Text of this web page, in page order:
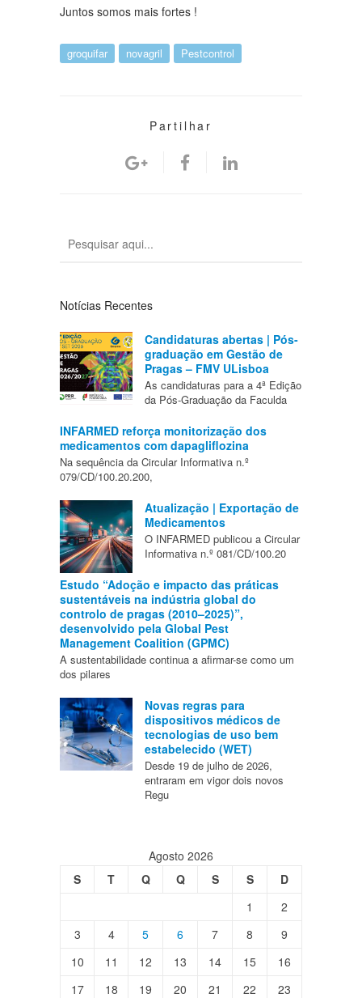
Juntos somos mais fortes !
groquifar novagril Pestcontrol
Partilhar
Notícias Recentes
Candidaturas abertas | Pós-
graduação em Gestão de
Pragas – FMV ULisboa
As candidaturas para a 4ª Edição
da Pós-Graduação da Faculda
INFARMED reforça monitorização dos
medicamentos com dapagliflozina
Na sequência da Circular Informativa n.º
079/CD/100.20.200,
Atualização | Exportação de
Medicamentos
O INFARMED publicou a Circular
Informativa n.º 081/CD/100.20
Estudo “Adoção e impacto das práticas
sustentáveis na indústria global do
controlo de pragas (2010–2025)”,
desenvolvido pela Global Pest
Management Coalition (GPMC)
A sustentabilidade continua a afirmar-se como um
dos pilares
Novas regras para
dispositivos médicos de
tecnologias de uso bem
estabelecido (WET)
Desde 19 de julho de 2026,
entraram em vigor dois novos
Regu
Agosto 2026
S
T Q Q S S
D
1
2
3
4 5 6 7 8
9
10
11 12 13 14 15
16
17
18 19 20 21 22
23